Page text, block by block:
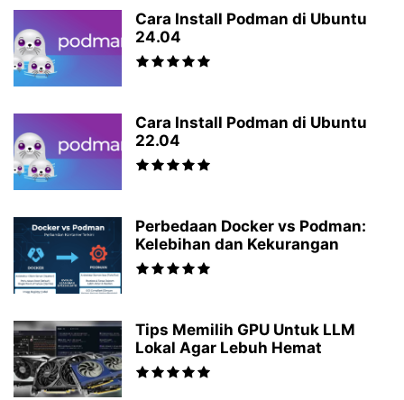
Cara Install Podman di Ubuntu
24.04
Cara Install Podman di Ubuntu
22.04
Perbedaan Docker vs Podman:
Kelebihan dan Kekurangan
Tips Memilih GPU Untuk LLM
Lokal Agar Lebuh Hemat